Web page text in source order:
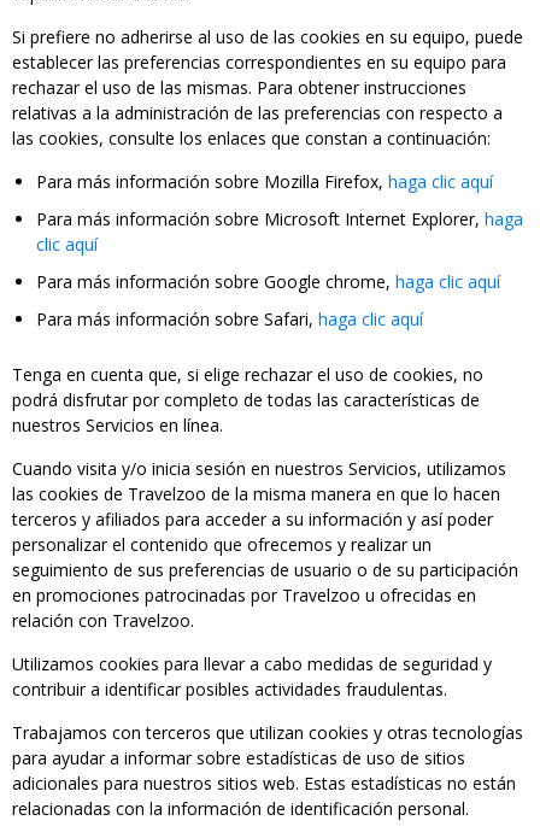
Si prefiere no adherirse al uso de las cookies en su equipo, puede
establecer las preferencias correspondientes en su equipo para
rechazar el uso de las mismas. Para obtener instrucciones
relativas a la administración de las preferencias con respecto a
las cookies, consulte los enlaces que constan a continuación:
Para más información sobre Mozilla Firefox, haga clic aquí
Para más información sobre Microsoft Internet Explorer, haga
clic aquí
Para más información sobre Google chrome, haga clic aquí
Para más información sobre Safari, haga clic aquí
Tenga en cuenta que, si elige rechazar el uso de cookies, no
podrá disfrutar por completo de todas las características de
nuestros Servicios en línea.
Cuando visita y/o inicia sesión en nuestros Servicios, utilizamos
las cookies de Travelzoo de la misma manera en que lo hacen
terceros y afiliados para acceder a su información y así poder
personalizar el contenido que ofrecemos y realizar un
seguimiento de sus preferencias de usuario o de su participación
en promociones patrocinadas por Travelzoo u ofrecidas en
relación con Travelzoo.
Utilizamos cookies para llevar a cabo medidas de seguridad y
contribuir a identificar posibles actividades fraudulentas.
Trabajamos con terceros que utilizan cookies y otras tecnologías
para ayudar a informar sobre estadísticas de uso de sitios
adicionales para nuestros sitios web. Estas estadísticas no están
relacionadas con la información de identificación personal.